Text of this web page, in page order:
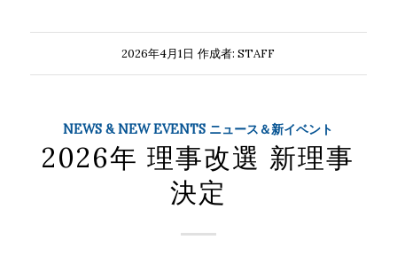
2026年4月1日 作成者:STAFF
NEWS & NEW EVENTS ニュース＆新イベント
2026年 理事改選 新理事
決定